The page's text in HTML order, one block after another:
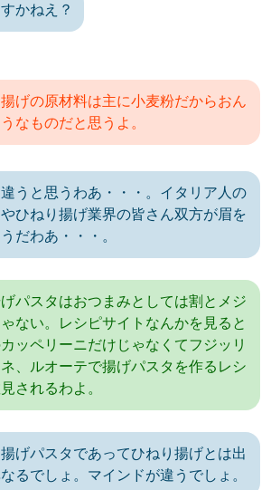
かねえ？
げの原材料は主に小麦粉だからおん
なものだと思うよ。
うと思うわあ・・・。イタリア人の
ひねり揚げ業界の皆さん双方が眉を
だわあ・・・。
パスタはおつまみとしては割とメジ
ない。レシピサイトなんかを見ると
ッペリーニだけじゃなくてフジッリ
、ルオーテで揚げパスタを作るレシ
されるわよ。
げパスタであってひねり揚げとは出
るでしょ。マインドが違うでしょ。